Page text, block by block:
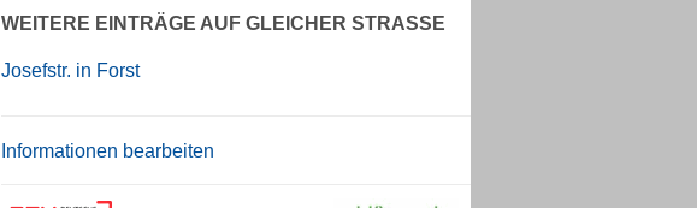
WEITERE EINTRÄGE AUF GLEICHER STRASSE
Josefstr. in Forst
Informationen bearbeiten